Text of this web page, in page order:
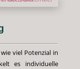
viel Potenzial in
es individuelle